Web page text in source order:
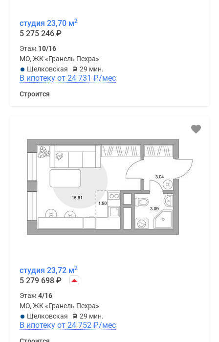
студия 23,70 м2
5 275 246 ₽
Этаж 10/16
МО, ЖК «Гранель Пехра»
Щелковская
29 мин.
В ипотеку от 24 731 ₽/мес
Строится
студия 23,72 м2
5 279 698 ₽
Этаж4/16
МО, ЖК «Гранель Пехра»
Щелковская
29 мин.
В ипотеку от 24 752 ₽/мес